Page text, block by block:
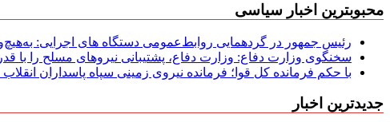
محبوبترین اخبار سیاسی
رئیس جمهور در گردهمایی روابط‌عمومی دستگاه های اجرایی:
سخنگوی وزارت دفاع: وزارت دفاع، پشتیبانی نیرو‌های مسلح را با
با حکم فرمانده کل قوا؛ فرمانده نیروی زمینی سپاه پاسداران
جدیدترین اخبار